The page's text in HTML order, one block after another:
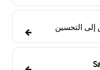
إلى التحسين